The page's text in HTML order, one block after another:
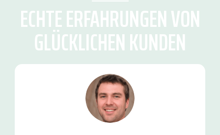
ECHTE ERFAHRUNGEN VON
GLÜCKLICHEN KUNDEN